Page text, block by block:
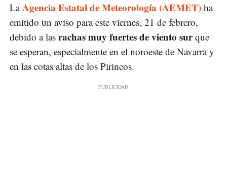
LaAgencia Estatal de Meteorología (AEMET) ha
emitido un aviso para este viernes, 21 de febrero,
debido a las rachas muy fuertes de viento surque
se esperan, especialmente en el noroeste de Navarra y
en las cotas altas de los Pirineos.